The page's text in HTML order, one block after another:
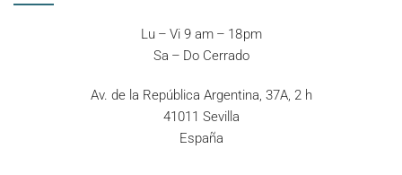
Lu – Vi 9 am – 18 pm
Sa – Do Cerrado
Av. de la República Argentina, 37A, 2 h
41011 Sevilla
España